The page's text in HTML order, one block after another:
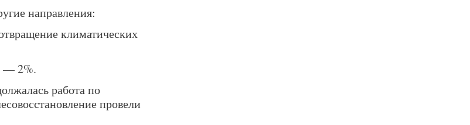
направления:
климатических
— 2%.
работа по
провели